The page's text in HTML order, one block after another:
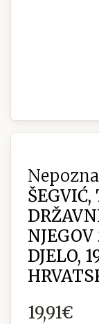
DJELO,
19,91€